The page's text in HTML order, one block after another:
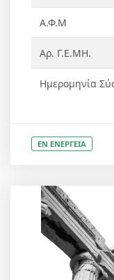
Α.Φ.Μ
Αρ. Γ.Ε.ΜΗ.
Ημερομηνία
ΕΝ ΕΝΕΡΓΕΙΑ